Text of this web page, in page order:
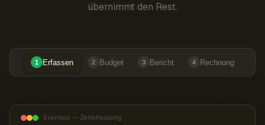
übernimmt den Rest.
1 Erfassen 2 Budget 3 Bericht 4 Rechnung
Everhour — Zeiterfassung